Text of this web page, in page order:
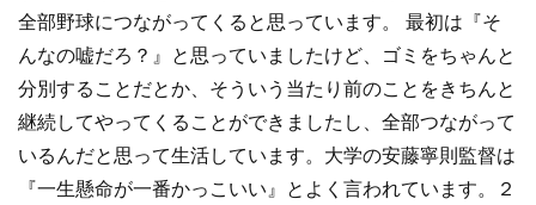
全部野球につながってくると思っています。 最初は『そ
んなの嘘だろ？』と思っていましたけど、ゴミをちゃんと
分別することだとか、そういう当たり前のことをきちんと
継続してやってくることができましたし、全部つながって
いるんだと思って生活しています。大学の安藤寧則監督は
『一生懸命が一番かっこいい』とよく言われています。２